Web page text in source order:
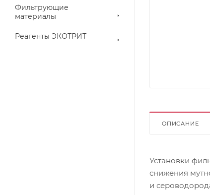
Фильтрующие
материалы
Реагенты ЭКОТРИТ
ОПИСАНИЕ
Установки
снижения
и